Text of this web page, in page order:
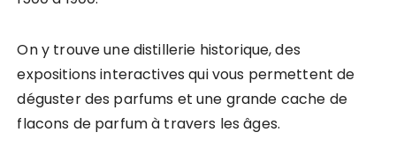
On y trouve une distillerie historique, des
expositions interactives qui vous permettent de
déguster des parfums et une grande cache de
flacons de parfum à travers les âges.